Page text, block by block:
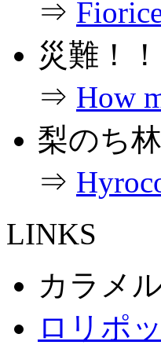
⇒
災難！！
⇒ How
梨のち
⇒
LINKS
カラメ
ロリポ